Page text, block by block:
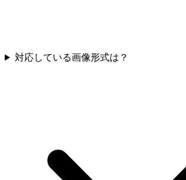
対応している画像形式は？